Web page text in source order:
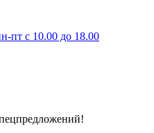
пт с 10.00 до 18.00